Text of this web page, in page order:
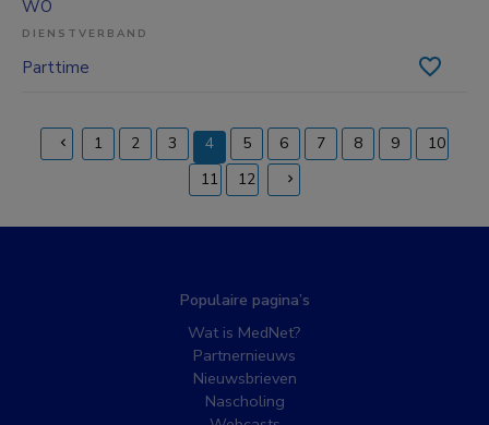
WO
DIENSTVERBAND
Parttime
1 2 3
4
(current)
5 6 7 8 9
10
11
12
Populaire pagina’s
Wat is MedNet?
Partnernieuws
Nieuwsbrieven
Nascholing